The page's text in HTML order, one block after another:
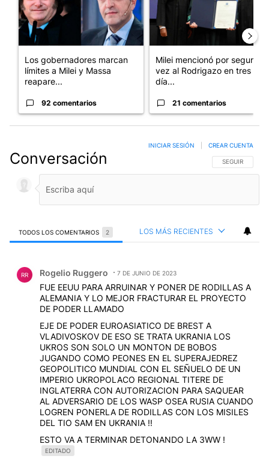
Los gobernadores marcan
límites a Milei y Massa
reapare...
92 comentarios
Milei mencionó por segunda
vez al Rodrigazo en tres
día...
21 comentarios
Conversación SIGA ESTA
SEGUIR
INICIAR SESIÓN CREAR CUENTA
TODOS LOS COMENTARIOS 2 LOS MÁS RECIENTES
RR Rogelio Ruggero 7 DE JUNIO DE 2023
FUE EEUU PARA ARRUINAR Y PONER DE RODILLAS A
ALEMANIA Y LO MEJOR FRACTURAR EL PROYECTO
DE PODER LLAMADO
EJE DE PODER EUROASIATICO DE BREST A
VLADIVOSKOV DE ESO SE TRATA UKRANIA LOS
UKROS SON SOLO UN MONTON DE BOBOS
JUGANDO COMO PEONES EN EL SUPERAJEDREZ
GEOPOLITICO MUNDIAL CON EL SEÑUELO DE UN
IMPERIO UKROPOLACO REGIONAL TITERE DE
INGLATERRA CON AUTORIZACION PARA SAQUEAR
AL ADVERSARIO DE LOS WASP OSEA RUSIA CUANDO
LOGREN PONERLA DE RODILLAS CON LOS MISILES
DEL TIO SAM EN UKRANIA !!
ESTO VA A TERMINAR DETONANDO LA 3WW !
EDITADO